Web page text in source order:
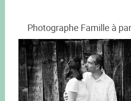
Photographe Famille à